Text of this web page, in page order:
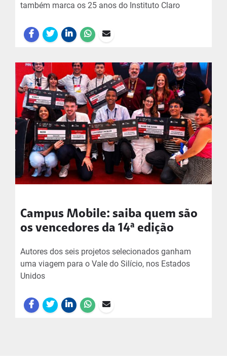
também marca os 25 anos do Instituto Claro
Campus Mobile: saiba quem são
os vencedores da 14ª edição
Autores dos seis projetos selecionados ganham
uma viagem para o Vale do Silício, nos Estados
Unidos